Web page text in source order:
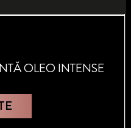
OLEO INTENSE